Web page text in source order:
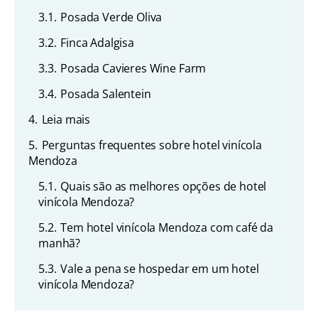
3.1. Posada Verde Oliva
3.2. Finca Adalgisa
3.3. Posada Cavieres Wine Farm
3.4. Posada Salentein
4. Leia mais
5. Perguntas frequentes sobre hotel vinícola
Mendoza
5.1. Quais são as melhores opções de hotel
vinícola Mendoza?
5.2. Tem hotel vinícola Mendoza com café da
manhã?
5.3. Vale a pena se hospedar em um hotel
vinícola Mendoza?